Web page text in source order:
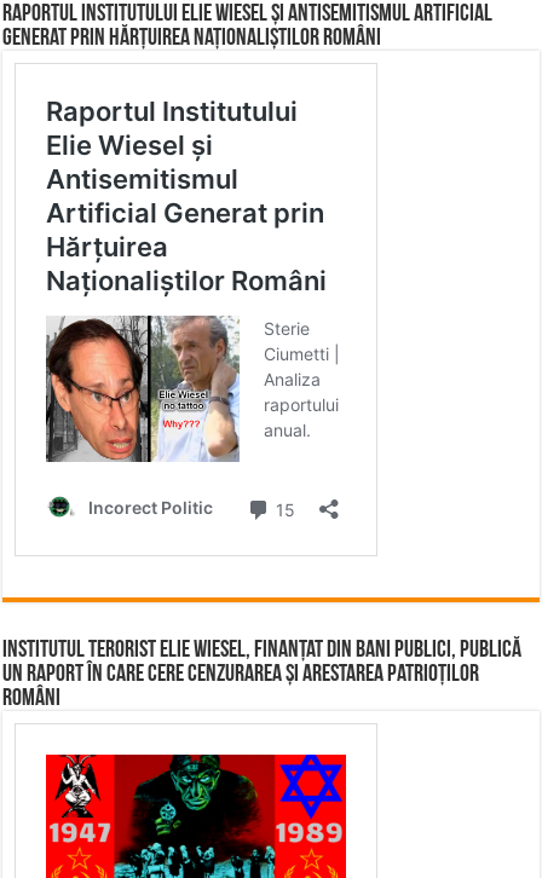
Raportul Institutului Elie Wiesel și Antisemitismul Artificial
Generat prin Hărțuirea Naționaliștilor Români
Institutul terorist Elie Wiesel, finanțat din bani publici, publică
un raport în care cere cenzurarea și arestarea patrioților
români